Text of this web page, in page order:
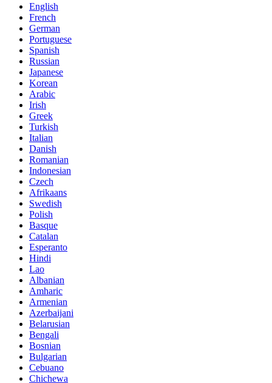
English
French
German
Portuguese
Spanish
Russian
Japanese
Korean
Arabic
Irish
Greek
Turkish
Italian
Danish
Romanian
Indonesian
Czech
Afrikaans
Swedish
Polish
Basque
Catalan
Esperanto
Hindi
Lao
Albanian
Amharic
Armenian
Azerbaijani
Belarusian
Bengali
Bosnian
Bulgarian
Cebuano
Chichewa